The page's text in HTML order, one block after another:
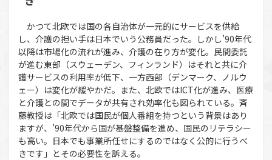
かつて北欧では国の各自治体が一元的にサービスを供給
し、介護の担い手は日本でいう公務員だった。しかし’90年代
以降は市場化の流れが進み、介護の在り方が変化。民間委託
が進む東部（スウェーデン、フィンランド）はそれと共に介
護サービスの利用率が低下、一方西部（デンマーク、ノルウ
ェー）は変化が緩やかだ。また、北欧ではICT化が進み、医療
と介護との間でデータが共有され効率化も図られている。斉
藤教授は「北欧では国民が個人番組を持つという背景はあり
ますが、’90年代から国が基盤整備を進め、国民のリテラシー
も高い。日本でも事業所任せにするのではなく公的に行うべ
きです」とその必要性を訴える。